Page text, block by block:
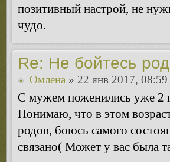
позитивный настрой, не
чудо.
Re: Не бойтесь
Омлена » 22 янв 2017, 08:59
С мужем поженились уже 2
Понимаю, что в этом
родов, боюсь самого
связано( Может у вас была